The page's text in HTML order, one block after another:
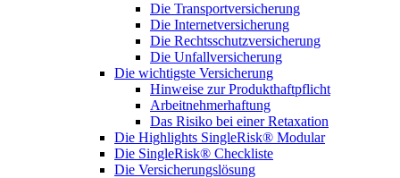
Die Transportversicherung
Die Internetversicherung
Die Rechtsschutzversicherung
Die Unfallversicherung
Die wichtigste Versicherung
Hinweise zur Produkthaftpflicht
Arbeitnehmerhaftung
Das Risiko bei einer Retaxation
Die Highlights SingleRisk® Modular
Die SingleRisk® Checkliste
Die Versicherungslösung